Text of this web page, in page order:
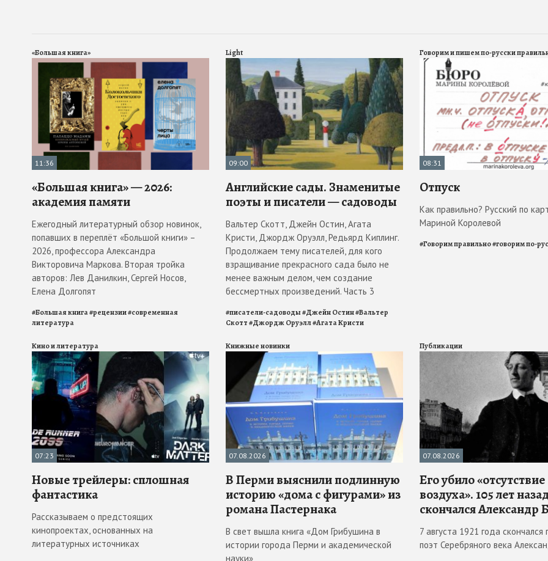
«Большая книга»
11:36
«Большая книга» — 2026:
академия памяти
Ежегодный литературный обзор новинок,
попавших в переплёт «Большой книги» –
2026, профессора Александра
Викторовича Маркова. Вторая тройка
авторов: Лев Данилкин, Сергей Носов,
Елена Долгопят
#Большая книга#рецензии#современная
литература
Light
09:00
Английские сады. Знаменитые
поэты и писатели — садоводы
Вальтер Скотт, Джейн Остин, Агата
Кристи, Джордж Оруэлл, Редьярд Киплинг.
Продолжаем тему писателей, для кого
взращивание прекрасного сада было не
менее важным делом, чем создание
бессмертных произведений. Часть 3
#писатели-садоводы#Джейн Остин#Вальтер
Скотт#Джордж Оруэлл#Агата Кристи
Говорим и пишем по-русски
08:31
Отпуск
Как правильно? Русский по
Мариной Королевой
#Говорим правильно#говорим по-
Кино и литература
07:23
Новые трейлеры: сплошная
фантастика
Рассказываем о предстоящих
кинопроектах, основанных на
литературных источниках
Книжные новинки
07.08.2026
В Перми выяснили подлинную
историю «дома с фигурами» из
романа Пастернака
В свет вышла книга «Дом Грибушина в
истории города Перми и академической
науки»
Публикации
07.08.2026
Его убило «отсутствие
воздуха». 105 лет назад
скончался Александр
7 августа 1921 года скончался
поэт Серебряного века